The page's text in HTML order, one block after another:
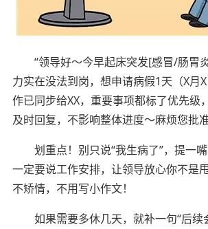
“领导好～今早起床突发[感冒/肠胃
力实在没法到岗，想申请病假1天（X月
作已同步给XX，重要事项都标了优先级
及时回复，不影响整体进度～麻烦您批
划重点！别只说“我生病了”，提一嘴
一定要说工作安排，让领导放心你不是
不矫情，不用写小作文！
如果需要多休几天，就补一句“后续